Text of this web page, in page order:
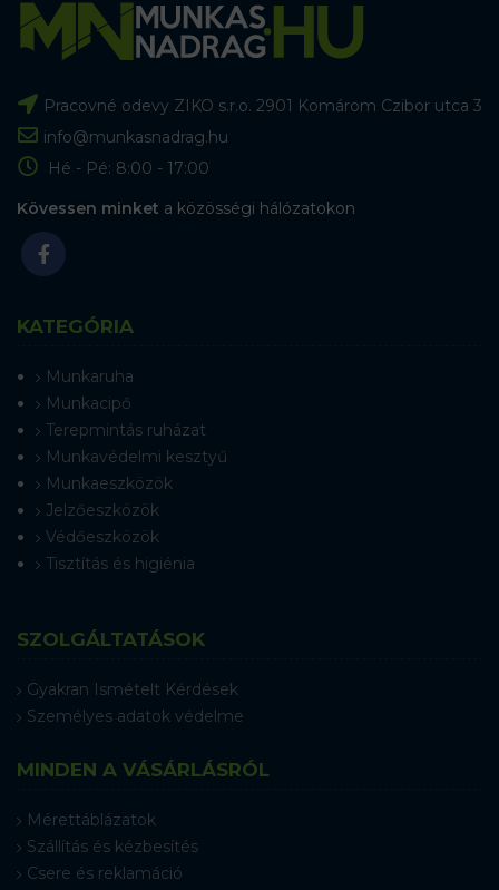
Pracovné odevy ZIKO s.r.o. 2901 Komárom Czibor utca 3
info@munkasnadrag.hu
Hé - Pé: 8:00 - 17:00
Kövessen minket a közösségi hálózatokon
KATEGÓRIA
Munkaruha
Munkacipő
Terepmintás ruházat
Munkavédelmi kesztyű
Munkaeszközök
Jelzőeszközök
Védőeszközök
Tisztítás és higiénia
SZOLGÁLTATÁSOK
Gyakran Ismételt Kérdések
Személyes adatok védelme
MINDEN A VÁSÁRLÁSRÓL
Mérettáblázatok
Szállítás és kézbesítés
Csere és reklamáció